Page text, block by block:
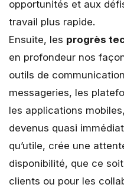
opportunités et aux
travail plus rapide.
Ensuite, les progrès
en profondeur nos
outils de
messageries, les
les applications
devenus quasi
qu’utile, crée une
disponibilité, que ce
clients ou pour les